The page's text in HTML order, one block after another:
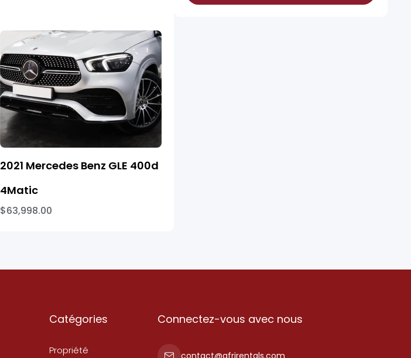
2021 Mercedes Benz GLE 400d
4Matic
$63,998.00
Catégories
Propriété
Connectez-vous avec nous
contact@afrirentals.com